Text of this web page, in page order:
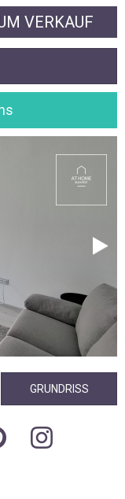
VERKAUF
GRUNDRISS